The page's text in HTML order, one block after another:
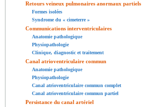
Retours veineux pulmonaires anormaux partiels
Formes isolées
Syndrome du « cimeterre »
Communications interventriculaires
Anatomie pathologique
Physiopathologie
Clinique, diagnostic et traitement
Canal atrioventriculaire commun
Anatomie pathologique
Physiopathologie
Canal atrioventriculaire commun complet
Canal atrioventriculaire commun partiel
Persistance du canal artériel